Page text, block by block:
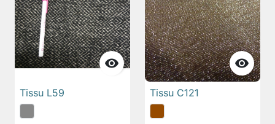

Tissu L59

Tissu C121